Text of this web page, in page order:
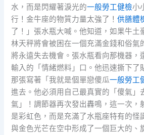
水，而是閃耀著淚光的一般勞工健檢小
行！金牛座的物質力量太強了！供膳體
了！」張水瓶大喊。他知道，如果牛土
林天秤將會被困在一個充滿金錢和俗氣
將永遠失去機會。張水瓶看向那機器，
輸入的「情緒燃料」口。他迅速撕下了
那張寫著「我就是個單戀傻瓜一般勞工
進去。他必須用自己最真實的「傻氣」
氣」！調節器再次發出轟鳴，這一次，
是彩虹色，而是充滿了水瓶座特有的怪
與金色光芒在空中形成了一個巨大的、